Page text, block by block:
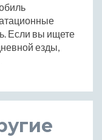
Если вы ищете
езды,